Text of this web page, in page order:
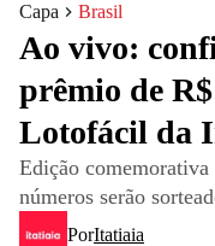
Capa Brasil
Ao vivo:
prêmio de
Lotofácil da
Edição
números serão
PorItatiaia